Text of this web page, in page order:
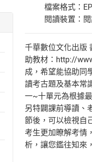
檔案格式：
閱讀裝置：
千華數位文化出版
助教材：http://
成，希望能協助同
讀考古題及基本
一~十單元為根據
另特闢課前導讀、
節後，可以檢視自
考生更加瞭解考情
析，讓您鑑往知來